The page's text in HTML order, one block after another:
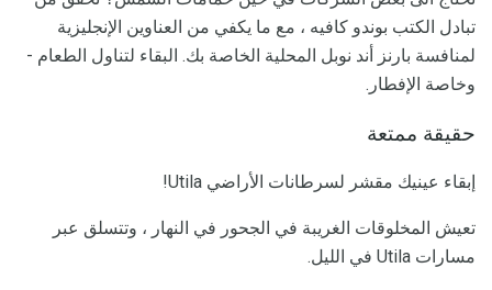
تبادل الكتب بوندو كافيه ، مع ما يكفي من العناوين الإنجليزية
لمنافسة بارنز أند نوبل المحلية الخاصة بك. البقاء لتناول الطعام -
وخاصة الإفطار.
حقيقة ممتعة
إبقاء عينيك مقشر لسرطانات الأراضي Utila!
تعيش المخلوقات الغريبة في الجحور في النهار ، وتتسلق عبر
مسارات Utila في الليل.